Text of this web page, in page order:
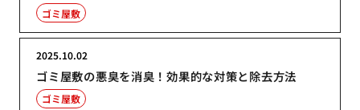
ゴミ屋敷
ゴミ屋敷の悪臭を消臭！効果的な対策と除去方法
2025.10.02
ゴミ屋敷